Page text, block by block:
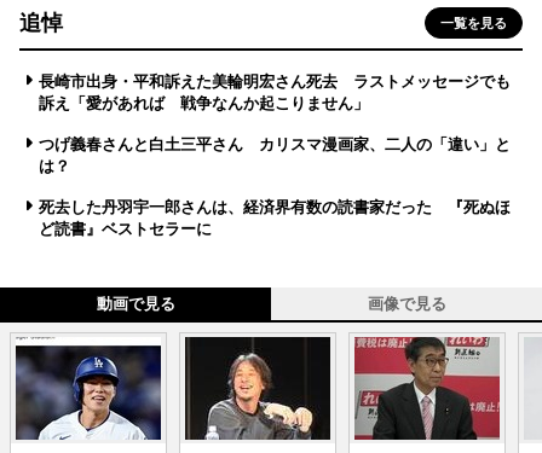
追悼 一覧を見る
長崎市出身・平和訴えた美輪明宏さん死去 ラストメッセージでも
訴え「愛があれば 戦争なんか起こりません」
つげ義春さんと白土三平さん カリスマ漫画家、二人の「違い」と
は？
死去した丹羽宇一郎さんは、経済界有数の読書家だった 『死ぬほ
ど読書』ベストセラーに
動画で見る 画像で見る